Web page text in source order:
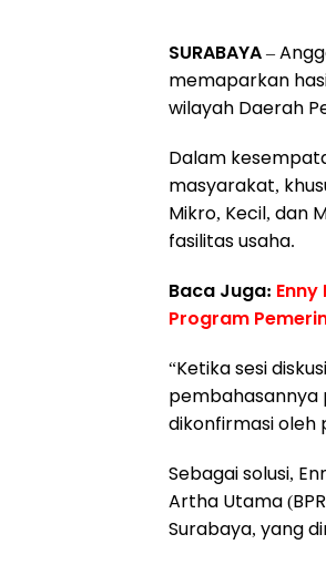
SURABAYA–
memaparkan
wilayah Daerah
Dalam
masyarakat,
Mikro, Kecil, dan
fasilitas usaha.
Baca Juga:
Program
“Ketika sesi
pembahasannya
dikonfirmasi oleh
Sebagai solusi,
Artha Utama
Surabaya, yang